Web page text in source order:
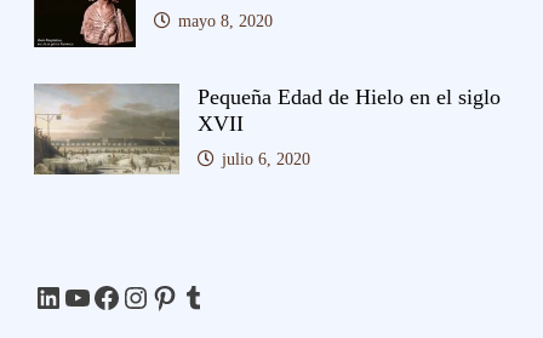
mayo 8, 2020
Pequeña Edad de Hielo en el siglo
XVII
julio 6, 2020
LinkedIn
YouTube
Facebook
Instagram
Pinterest
Tumblr